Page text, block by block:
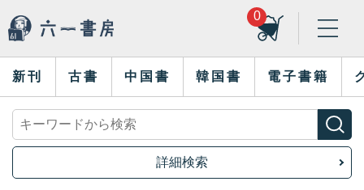
0
新刊 古書 中国書 韓国書 電子書籍
詳細検索